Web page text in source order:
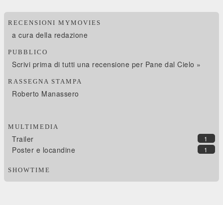
RECENSIONI MYMOVIES
a cura della redazione
PUBBLICO
Scrivi prima di tutti una recensione per Pane dal Cielo »
RASSEGNA STAMPA
Roberto Manassero
MULTIMEDIA
1
Trailer
1
Poster e locandine
SHOWTIME